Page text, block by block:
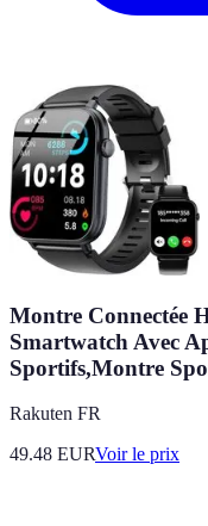
Montre Connectée
Smartwatch Avec
Sportifs,Montre
Rakuten FR
49.48 EURVoir le prix